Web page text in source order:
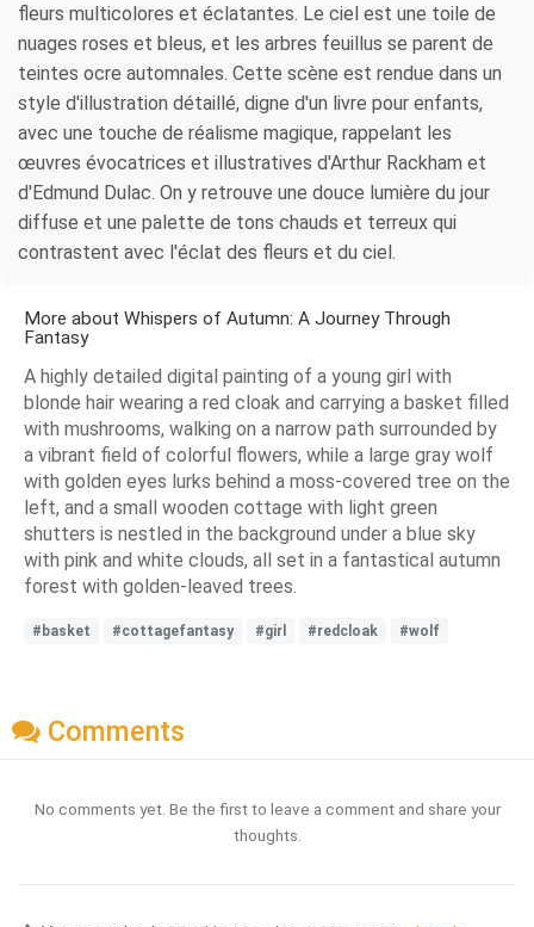
fleurs multicolores et éclatantes. Le ciel est une toile de
nuages ​​roses et bleus, et les arbres feuillus se parent de
teintes ocre automnales. Cette scène est rendue dans un
style d'illustration détaillé, digne d'un livre pour enfants,
avec une touche de réalisme magique, rappelant les
œuvres évocatrices et illustratives d'Arthur Rackham et
d'Edmund Dulac. On y retrouve une douce lumière du jour
diffuse et une palette de tons chauds et terreux qui
contrastent avec l'éclat des fleurs et du ciel.
More about Whispers of Autumn: A Journey Through
Fantasy
A highly detailed digital painting of a young girl with
blonde hair wearing a red cloak and carrying a basket filled
with mushrooms, walking on a narrow path surrounded by
a vibrant field of colorful flowers, while a large gray wolf
with golden eyes lurks behind a moss-covered tree on the
left, and a small wooden cottage with light green
shutters is nestled in the background under a blue sky
with pink and white clouds, all set in a fantastical autumn
forest with golden-leaved trees.
#basket #cottagefantasy #girl #redcloak #wolf
Comments
No comments yet. Be the first to leave a comment and share your
thoughts.